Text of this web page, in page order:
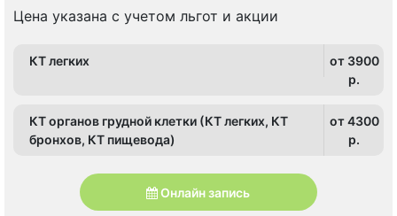
Цена указана с учетом льгот и акции
КТ легких
от 3900
p.
КТ органов грудной клетки (КТ легких, КТ
бронхов, КТ пищевода)
от 4300
p.
Онлайн запись